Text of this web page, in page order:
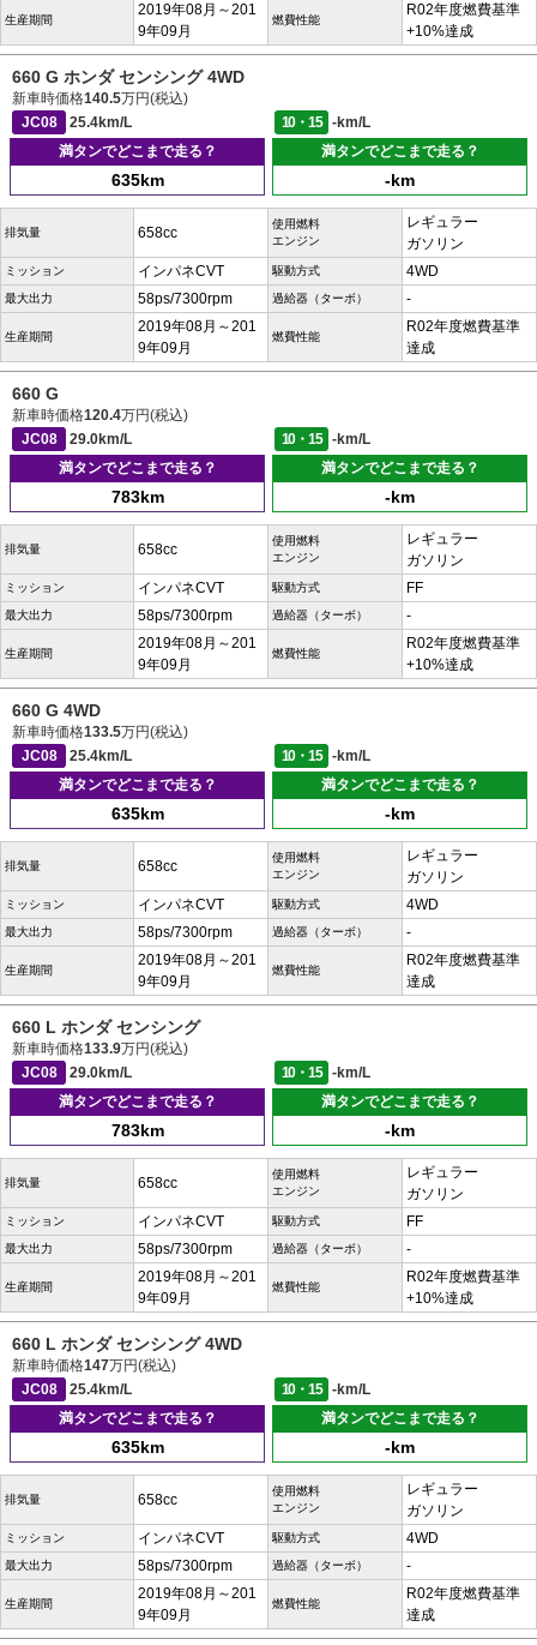
生産期間
2019年08月～201
9年09月
燃費性能
R02年度燃費基準
+10%達成
660 G ホンダ センシング 4WD
新車時価格140.5万円(税込)
JC08
25.4km/L 10・15
-km/L
満タンでどこまで走る？
635km
満タンでどこまで走る？
-km
排気量 658cc
使用燃料
エンジン
レギュラー
ガソリン
ミッション インパネCVT 駆動方式 4WD
最大出力 58ps/7300rpm 過給器（ターボ） -
生産期間
2019年08月～201
9年09月
燃費性能
R02年度燃費基準
達成
660 G
新車時価格120.4万円(税込)
JC08
29.0km/L 10・15
-km/L
満タンでどこまで走る？
783km
満タンでどこまで走る？
-km
排気量 658cc
使用燃料
エンジン
レギュラー
ガソリン
ミッション インパネCVT 駆動方式 FF
最大出力 58ps/7300rpm 過給器（ターボ） -
生産期間
2019年08月～201
9年09月
燃費性能
R02年度燃費基準
+10%達成
660 G 4WD
新車時価格133.5万円(税込)
JC08
25.4km/L 10・15
-km/L
満タンでどこまで走る？
635km
満タンでどこまで走る？
-km
排気量 658cc
使用燃料
エンジン
レギュラー
ガソリン
ミッション インパネCVT 駆動方式 4WD
最大出力 58ps/7300rpm 過給器（ターボ） -
生産期間
2019年08月～201
9年09月
燃費性能
R02年度燃費基準
達成
660 L ホンダ センシング
新車時価格133.9万円(税込)
JC08
29.0km/L 10・15
-km/L
満タンでどこまで走る？
783km
満タンでどこまで走る？
-km
排気量 658cc
使用燃料
エンジン
レギュラー
ガソリン
ミッション インパネCVT 駆動方式 FF
最大出力 58ps/7300rpm 過給器（ターボ） -
生産期間
2019年08月～201
9年09月
燃費性能
R02年度燃費基準
+10%達成
660 L ホンダ センシング 4WD
新車時価格147万円(税込)
JC08
25.4km/L 10・15
-km/L
満タンでどこまで走る？
635km
満タンでどこまで走る？
-km
排気量 658cc
使用燃料
エンジン
レギュラー
ガソリン
ミッション インパネCVT 駆動方式 4WD
最大出力 58ps/7300rpm 過給器（ターボ） -
生産期間
2019年08月～201
9年09月
燃費性能
R02年度燃費基準
達成